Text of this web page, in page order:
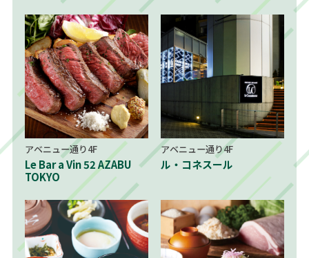
アベニュー通り4F
Le Bar a Vin 52 AZABU
TOKYO
アベニュー通り4F
ル・コネスール